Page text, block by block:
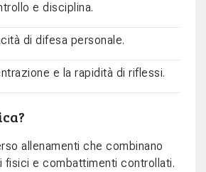
e disciplina.
di difesa personale.
e la rapidità di riflessi.
allenamenti che combinano
e combattimenti controllati.